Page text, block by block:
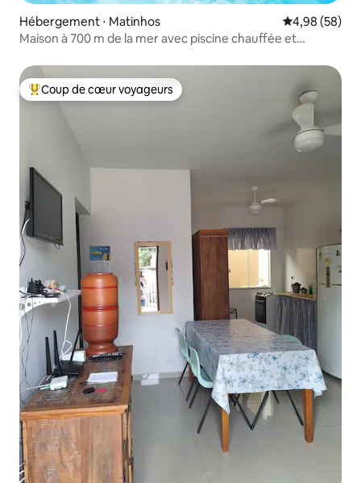
Hébergement ⋅ Matinhos Évaluation
4,98 (58)
Maison à 700 m de la mer avec piscine chauffée et
Coups de cœur voyageurs les plus appréciés
Coup de cœur voyageurs